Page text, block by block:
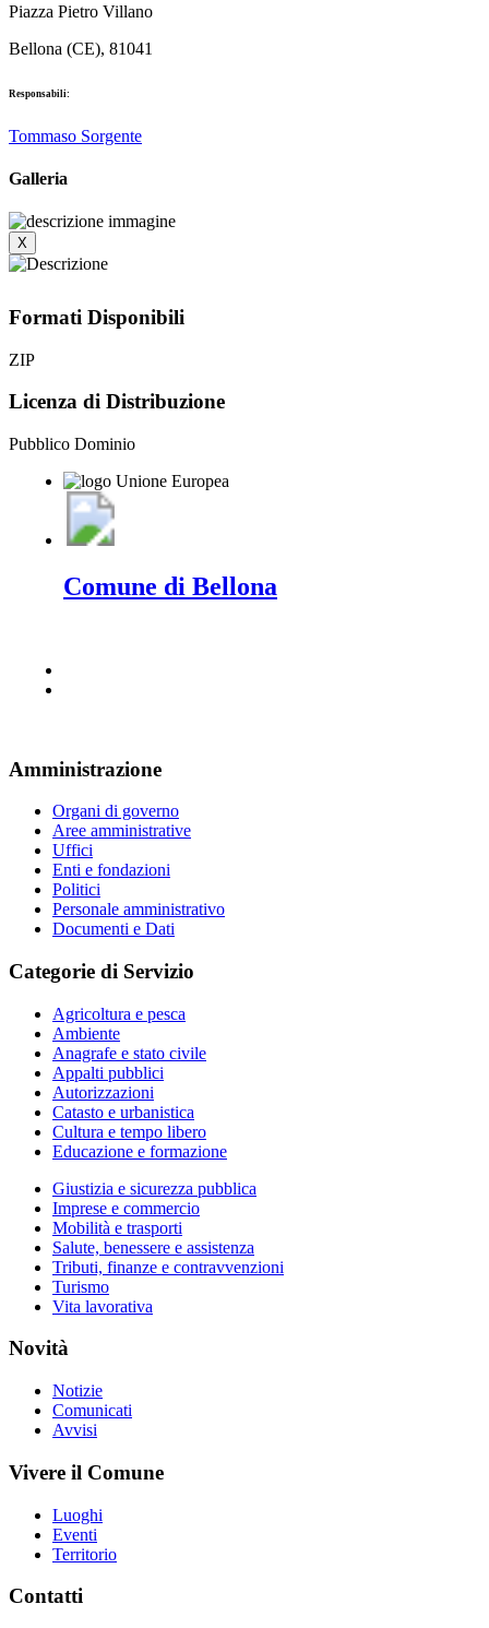
Piazza Pietro Villano
Bellona (CE), 81041
Responsabili:
Tommaso Sorgente
Galleria
X
Formati Disponibili
ZIP
Licenza di Distribuzione
Pubblico Dominio
Comune di Bellona
Amministrazione
Organi di governo
Aree amministrative
Uffici
Enti e fondazioni
Politici
Personale amministrativo
Documenti e Dati
Categorie di Servizio
Agricoltura e pesca
Ambiente
Anagrafe e stato civile
Appalti pubblici
Autorizzazioni
Catasto e urbanistica
Cultura e tempo libero
Educazione e formazione
Giustizia e sicurezza pubblica
Imprese e commercio
Mobilità e trasporti
Salute, benessere e assistenza
Tributi, finanze e contravvenzioni
Turismo
Vita lavorativa
Novità
Notizie
Comunicati
Avvisi
Vivere il Comune
Luoghi
Eventi
Territorio
Contatti